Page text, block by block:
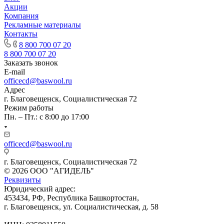
Акции
Компания
Рекламные материалы
Контакты
8 800 700 07 20
8 800 700 07 20
Заказать звонок
E-mail
officecd@baswool.ru
Адрес
г. Благовещенск, Социалистическая 72
Режим работы
Пн. – Пт.: с 8:00 до 17:00
officecd@baswool.ru
г. Благовещенск, Социалистическая 72
© 2026 ООО "АГИДЕЛЬ"
Реквизиты
Юридический адрес:
453434, РФ, Республика Башкортостан,
г. Благовещенск, ул. Социалистическая, д. 58